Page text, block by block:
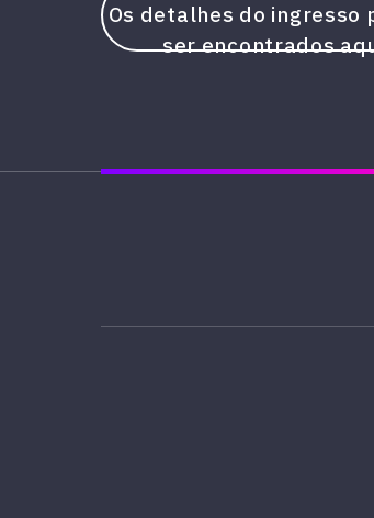
Os detalhes do ingresso
ser encontrados